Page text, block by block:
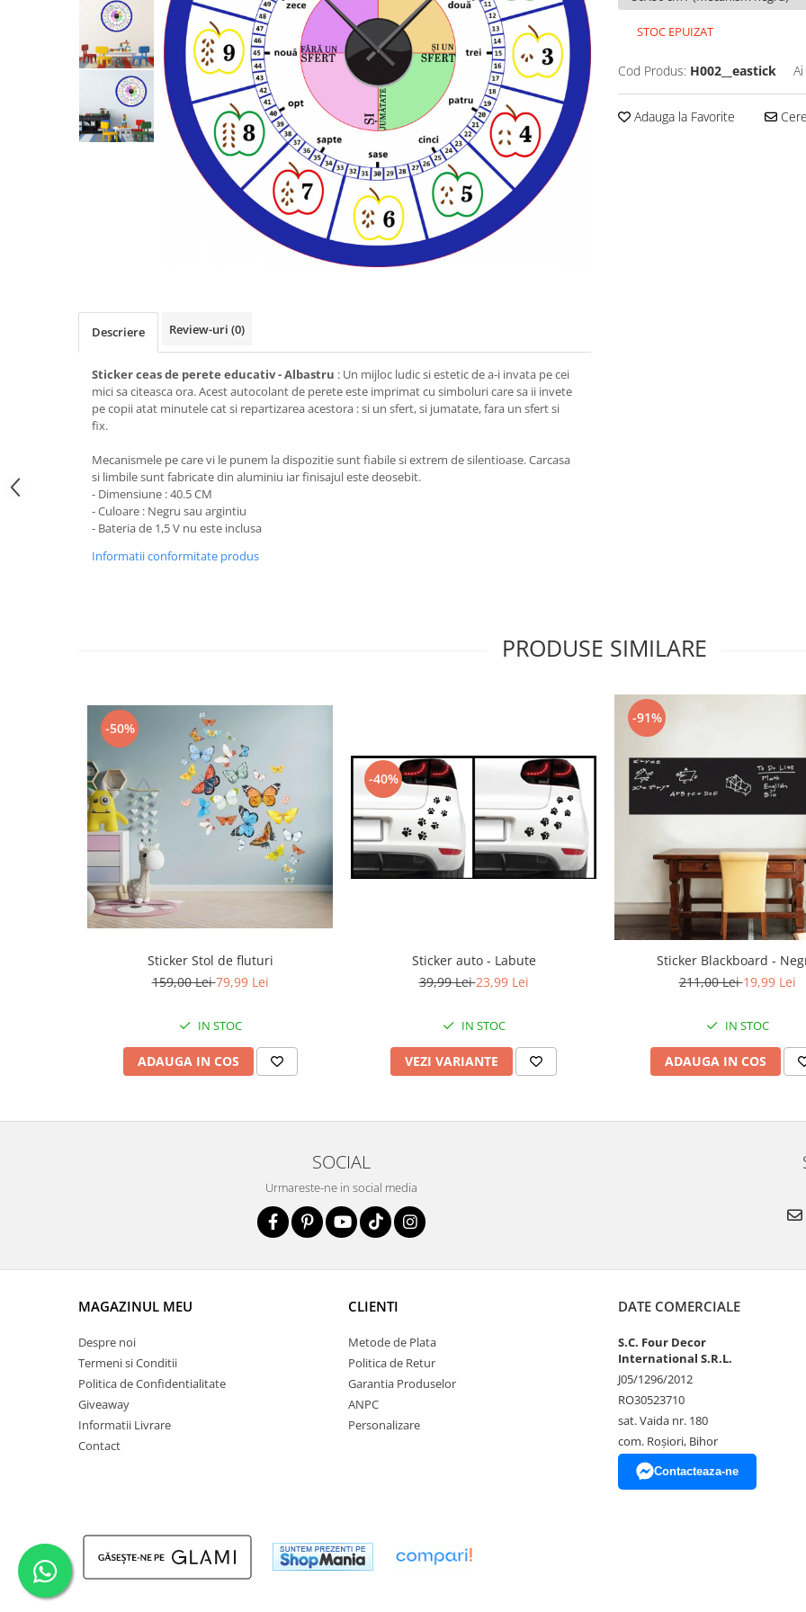
Stickere Oglinzi
Stickere Walplus ™
Spații comerciale
Stickere Colorate
Stickere Walplus ™
Stickere Auto
Alte desene
Baby on board
Stickere cu efect 3D
Stickere tip tablou
Tablou Canvas personalizabil
STOC EPUIZAT
Cod Produs: H002__eastick
Adauga la Favorite
Descriere Review-uri (0)
Sticker ceas de perete educativ - Albastru : Un mijloc ludic si estetic de a-i invata pe cei
mici sa citeasca ora. Acest autocolant de perete este imprimat cu simboluri care sa ii invete
pe copii atat minutele cat si repartizarea acestora : si un sfert, si jumatate, fara un sfert si
fix.
Mecanismele pe care vi le punem la dispozitie sunt fiabile si extrem de silentioase. Carcasa
si limbile sunt fabricate din aluminiu iar finisajul este deosebit.
- Dimensiune : 40.5 CM
- Culoare : Negru sau argintiu
- Bateria de 1,5 V nu este inclusa
Informatii conformitate produs
PRODUSE SIMILARE
-50%
Sticker Stol de fluturi
159,00 Lei79,99 Lei
IN STOC
ADAUGA IN COS
-40%
Sticker auto - Labute
39,99 Lei23,99 Lei
IN STOC
VEZI VARIANTE
-91%
Sticker Blackboard -
211,00 Lei19,99 Lei
IN STOC
ADAUGA IN COS
SOCIAL
Urmareste-ne in social media
MAGAZINUL MEU
Despre noi
Termeni si Conditii
Politica de Confidentialitate
Giveaway
Informatii Livrare
Contact
CLIENTI
Metode de Plata
Politica de Retur
Garantia Produselor
ANPC
Personalizare
DATE COMERCIALE
S.C. Four Decor
International S.R.L.
J05/1296/2012
RO30523710
sat. Vaida nr. 180
com. Roșiori, Bihor
Contacteaza-ne